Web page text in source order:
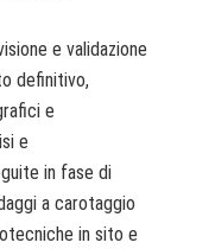
e validazione
definitivo,
e
e
in fase di
a carotaggio
in sito e